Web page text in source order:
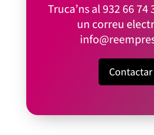
Truca’ns al932 66 74
un correu
Contactar